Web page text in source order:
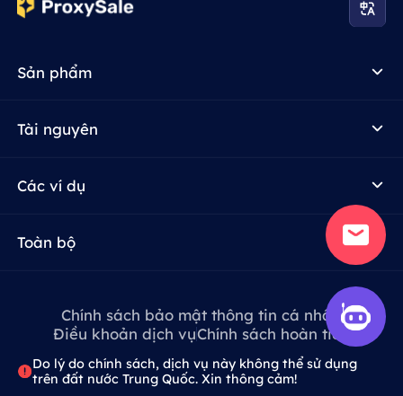
Sản phẩm
Tài nguyên
Các ví dụ
Toàn bộ
Chính sách bảo mật thông tin cá nhân
Điều khoản dịch vụChính sách hoàn tiền
Do lý do chính sách, dịch vụ này không thể sử dụng
trên đất nước Trung Quốc. Xin thông cảm!